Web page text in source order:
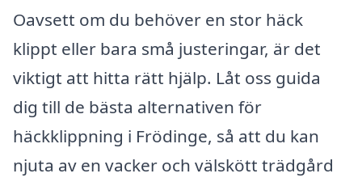
Oavsett om du behöver en stor häck
klippt eller bara små justeringar, är det
viktigt att hitta rätt hjälp. Låt oss guida
dig till de bästa alternativen för
häckklippning i Frödinge, så att du kan
njuta av en vacker och välskött trädgård